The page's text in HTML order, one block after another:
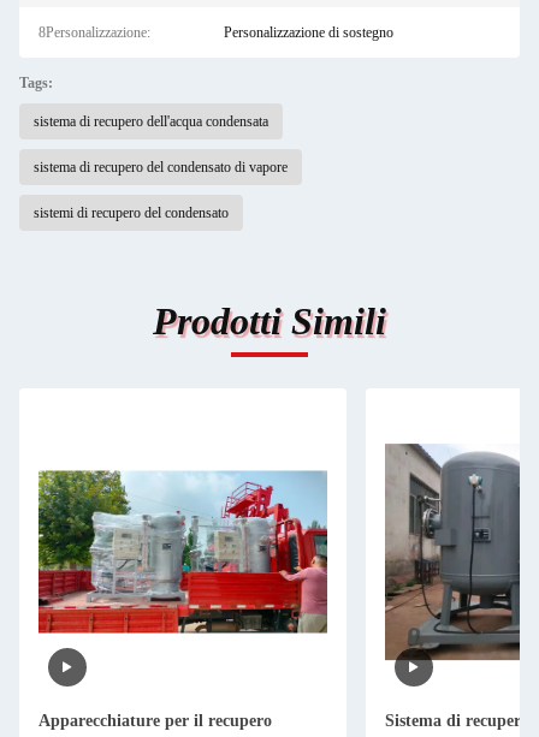
8Personalizzazione: Personalizzazione di sostegno
Tags:
sistema di recupero dell'acqua condensata
sistema di recupero del condensato di vapore
sistemi di recupero del condensato
Prodotti Simili
Apparecchiature per il recupero
Sistema di recupero